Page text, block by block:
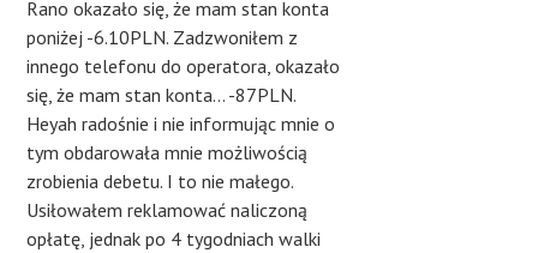
Rano okazało się, że mam stan konta
poniżej -6.10PLN. Zadzwoniłem z
innego telefonu do operatora, okazało
się, że mam stan konta… -87PLN.
Heyah radośnie i nie informując mnie o
tym obdarowała mnie możliwością
zrobienia debetu. I to nie małego.
Usiłowałem reklamować naliczoną
opłatę, jednak po 4 tygodniach walki